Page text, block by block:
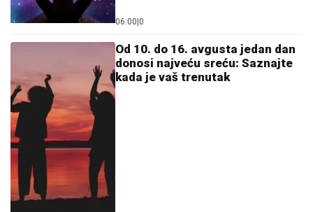
06:00 0
Od 10. do 16. avgusta jedan dan
donosi najveću sreću: Saznajte
kada je vaš trenutak